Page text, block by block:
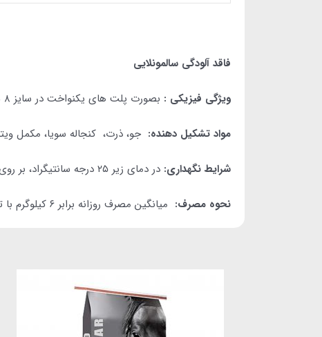
فاقد آلودگی سالمونلایی
ویژگی فیزیکی : بصورت پلت های یکنواخت در سایز ۸ میلی متر
مواد تشکیل دهنده: جو، ذرت، کنجاله سویا، مکمل
شرایط نگهداری: در دمای زیر ۲۵ درجه سانتیگراد، بر روی پالت و به دور از نورخورشید، رطوبت ودسترسی حشرات و جوندگان نگه داری شود.
نحوه مصرف: میانگین مصرف روزانه برابر ۶ کیلوگرم با توجه به نوع علوفه مصرفی می باشد.